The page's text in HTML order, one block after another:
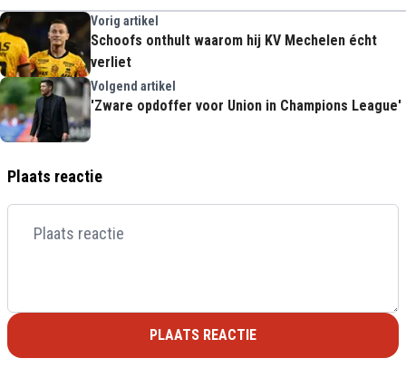
Vorig artikel
Schoofs onthult waarom hij KV Mechelen écht
verliet
Volgend artikel
'Zware opdoffer voor Union in Champions League'
Plaats reactie
PLAATS REACTIE